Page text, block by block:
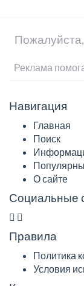
Навигация
Главная
Поиск
О сайте
Социальные
Правила
Политика
Условия